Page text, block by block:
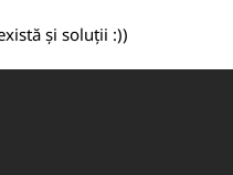
și soluții :))